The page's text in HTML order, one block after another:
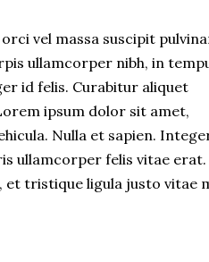
vel massa suscipit
ullamcorper nibh, in
id felis. Curabitur aliquet
ipsum dolor sit amet,
Nulla et sapien.
ullamcorper felis vitae
et tristique ligula justo vitae